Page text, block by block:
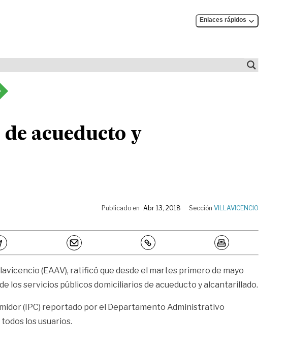
Enlaces rápidos
acueducto y
Publicado en Abr 13, 2018 Sección VILLAVICENCIO
(EAAV), ratificó que desde el martes primero de mayo
los servicios públicos domiciliarios de acueducto y alcantarillado.
(IPC) reportado por el Departamento Administrativo
los usuarios.